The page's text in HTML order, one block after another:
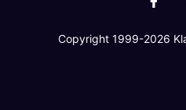
Copyright 1999-2026